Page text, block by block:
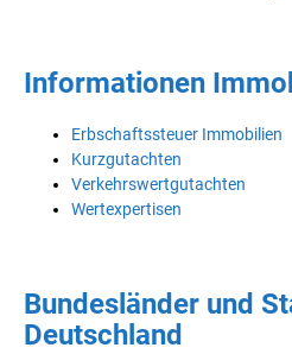
Informationen
Erbschaftssteuer Immobilien
Kurzgutachten
Verkehrswertgutachten
Wertexpertisen
Bundesländer und
Deutschland